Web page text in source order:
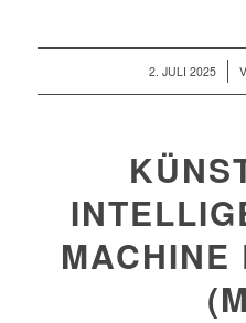
2. JULI 2025
MACHINE